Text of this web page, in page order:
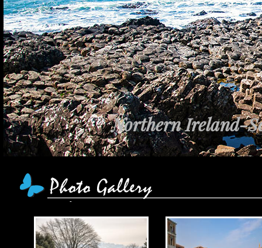
Northern Ireland-
เส้นทาง Egypt-